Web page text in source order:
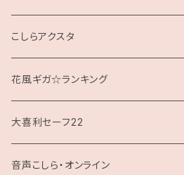
クッション
こしらアクスタ
花風ギガ☆ランキング
大喜利セーフ22
お題回答Tシャツ
音声こしら・オンライン